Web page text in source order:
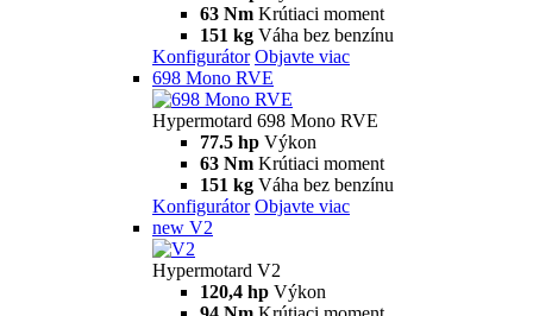
63 Nm Krútiaci moment
151 kg Váha bez benzínu
Konfigurátor Objavte viac
698 Mono RVE
Hypermotard 698 Mono RVE
77.5 hp Výkon
63 Nm Krútiaci moment
151 kg Váha bez benzínu
Konfigurátor Objavte viac
new V2
Hypermotard V2
120,4 hp Výkon